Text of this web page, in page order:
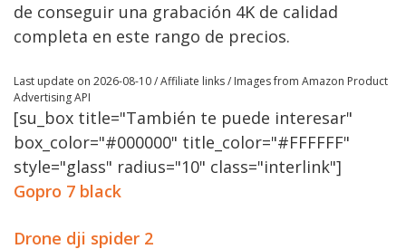
de conseguir una grabación 4K de calidad
completa en este rango de precios.
Last update on 2026-08-10 / Affiliate links / Images from Amazon Product
Advertising API
[su_box title="También te puede interesar"
box_color="#000000" title_color="#FFFFFF"
style="glass" radius="10" class="interlink"]
Gopro 7 black
Drone dji spider 2